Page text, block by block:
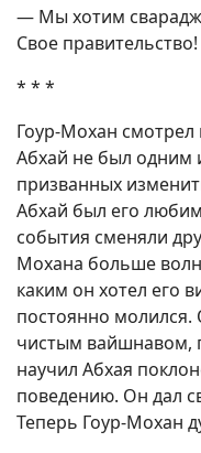
— Мы хотим
Свое
* * *
Гоур-Мохан смотрел
Абхай не был одним
призванных
Абхай был его
события сменяли
Мохана больше
каким он хотел его
постоянно молился.
чистым вайшнавом,
научил Абхая
поведению. Он дал
Теперь Гоур-Мохан